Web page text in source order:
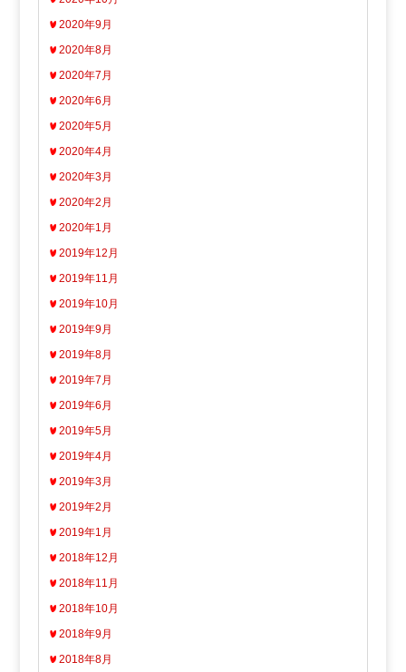
2020年9月
2020年8月
2020年7月
2020年6月
2020年5月
2020年4月
2020年3月
2020年2月
2020年1月
2019年12月
2019年11月
2019年10月
2019年9月
2019年8月
2019年7月
2019年6月
2019年5月
2019年4月
2019年3月
2019年2月
2019年1月
2018年12月
2018年11月
2018年10月
2018年9月
2018年8月